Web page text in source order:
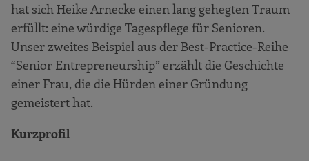
hat sich Heike Arnecke einen lang gehegten Traum
erfüllt: eine würdige Tagespflege für Senioren.
Unser zweites Beispiel aus der Best-Practice-Reihe
“Senior Entrepreneurship” erzählt die Geschichte
einer Frau, die die Hürden einer Gründung
gemeistert hat.
Kurzprofil